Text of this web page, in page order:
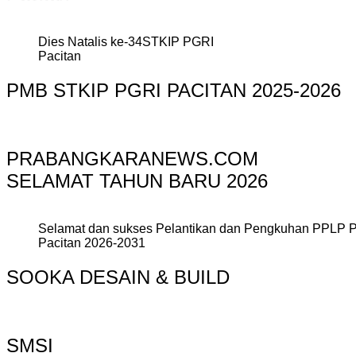
Dies Natalis ke-34STKIP PGRI
Pacitan
PMB STKIP PGRI PACITAN 2025-2026
PRABANGKARANEWS.COM
SELAMAT TAHUN BARU 2026
Selamat dan sukses Pelantikan dan Pengkuhan PPLP
Pacitan 2026-2031
SOOKA DESAIN & BUILD
SMSI